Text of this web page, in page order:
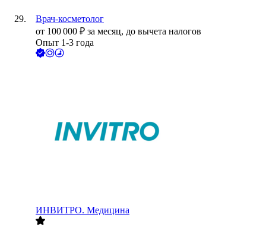
Врач-косметолог
от 100 000 ₽ за месяц, до вычета налогов
Опыт 1-3 года
ИНВИТРО. Медицина